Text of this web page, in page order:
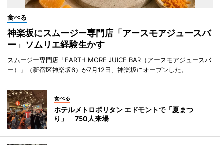
食べる
神楽坂にスムージー専門店「アースモアジュースバ
ー」ソムリエ経験生かす
スムージー専門店「EARTH MORE JUICE BAR（アースモアジュースバ
ー）」（新宿区神楽坂6）が7月12日、神楽坂にオープンした。
食べる
ホテルメトロポリタン エドモントで「夏まつ
り」 750人来場